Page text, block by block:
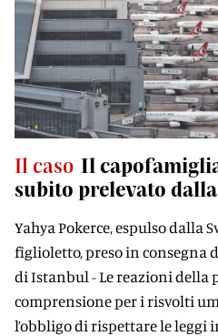
Il caso Il
subito prelevato
Yahya Pokerce, espulso dalla
figlioletto, preso in consegna
di Istanbul - Le reazioni della
comprensione per i risvolti
l’obbligo di rispettare le leggi